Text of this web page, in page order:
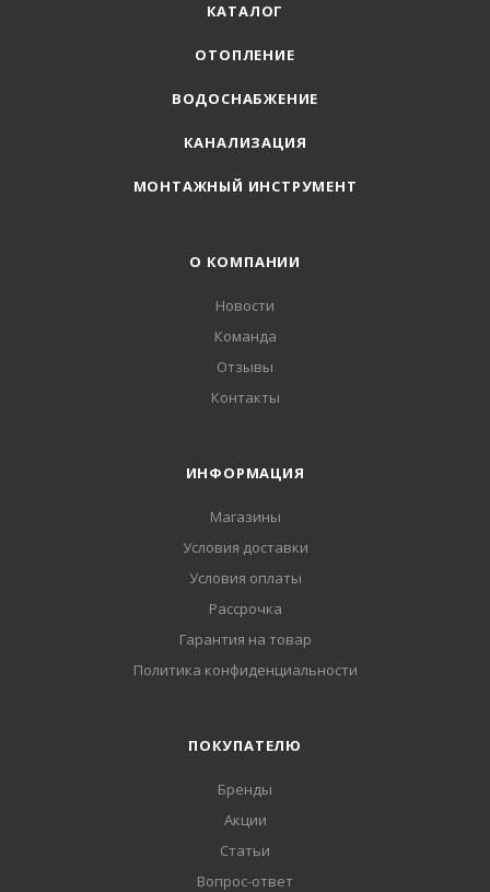
КАТАЛОГ
ОТОПЛЕНИЕ
ВОДОСНАБЖЕНИЕ
КАНАЛИЗАЦИЯ
МОНТАЖНЫЙ ИНСТРУМЕНТ
О КОМПАНИИ
Новости
Команда
Отзывы
Контакты
ИНФОРМАЦИЯ
Магазины
Условия доставки
Условия оплаты
Рассрочка
Гарантия на товар
Политика конфиденциальности
ПОКУПАТЕЛЮ
Бренды
Акции
Статьи
Вопрос-ответ